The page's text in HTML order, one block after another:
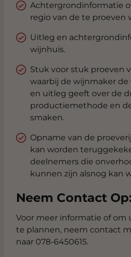
Achtergrondinformatie
regio van de te proeven
Uitleg en
wijnhuis.
Stuk voor stuk proeven
waarbij de wijnmaker
en uitleg geeft over de
productiemethode en
smaken.
Opname van de
kan worden
deelnemers die
kunnen zijn alsnog kan
Neem Contact
Voor meer informatie of om
te plannen, neem contact
naar 078-6450615.